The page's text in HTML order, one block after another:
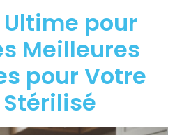
Ultime pour
Meilleures
pour Votre